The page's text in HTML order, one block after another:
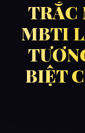
TRẮC
MBTI
BIỆT